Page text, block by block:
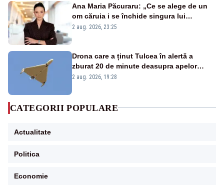
Ana Maria Păcuraru: „Ce se alege de un
om căruia i se închide singura lui
portiță?”
2 aug. 2026, 23:25
Drona care a ținut Tulcea în alertă a
zburat 20 de minute deasupra apelor
României. Au fost ridicate două F-16
2 aug. 2026, 19:28
CATEGORII POPULARE
Actualitate
Politica
Economie